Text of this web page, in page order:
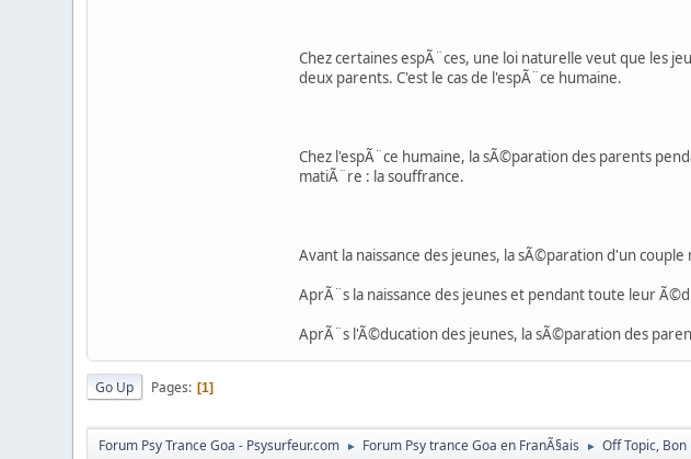
Chez certaines espÃ¨ces, une loi naturelle veut que les
deux parents. C'est le cas de l'espÃ¨ce humaine.
Chez l'espÃ¨ce humaine, la sÃ©paration des parents
matiÃ¨re : la souffrance.
Avant la naissance des jeunes, la sÃ©paration d'un
AprÃ¨s la naissance des jeunes et pendant toute leur
AprÃ¨s l'Ã©ducation des jeunes, la sÃ©paration des
Go Up Pages 1
Forum Psy Trance Goa - Psysurfeur.com ► Forum Psy trance Goa en FranÃ§ais ► Off Topic,